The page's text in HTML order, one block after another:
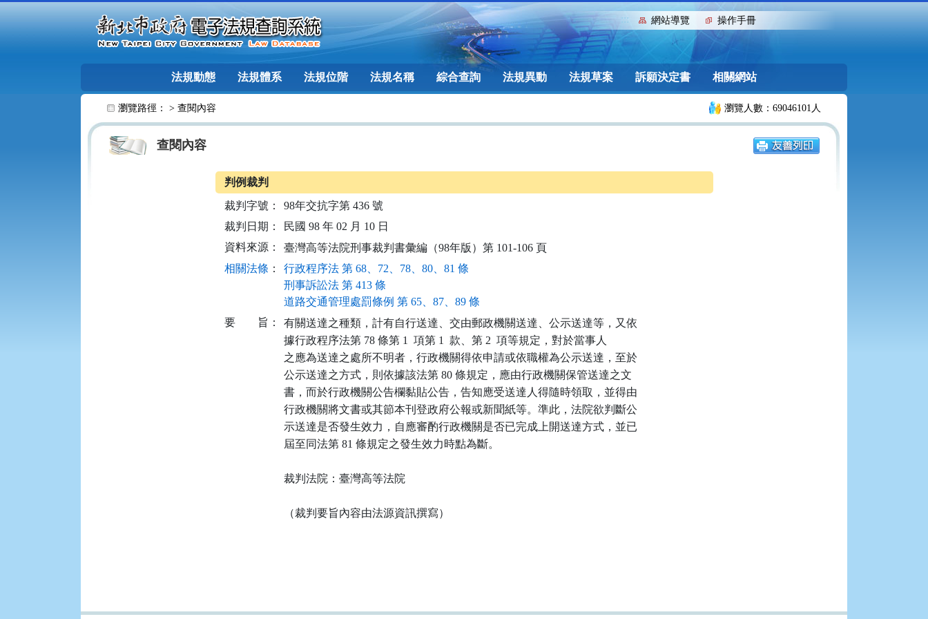
::: 網站導覽 操作手冊
法規動態 法規體系 法規位階 法規名稱 綜合查詢 法規異動 法規草案 訴願決定書 相關網站
瀏覽路徑： > 查閱內容 瀏覽人數：69046101人
查閱內容
判例裁判
裁判字號：
98年交抗字第 436 號
裁判日期：
民國 98 年 02 月 10 日
資料來源：
臺灣高等法院刑事裁判書彙編（98年版）第 101-106 頁
相關法條 ：
行政程序法 第 68、72、78、80、81 條
刑事訴訟法 第 413 條
道路交通管理處罰條例 第 65、87、89 條
要
旨：
有關送達之種類，計有自行送達、交由郵政機關送達、公示送達等，又依
據行政程序法第 78 條第 1  項第 1  款、第 2  項等規定，對於當事人
之應為送達之處所不明者，行政機關得依申請或依職權為公示送達，至於
公示送達之方式，則依據該法第 80 條規定，應由行政機關保管送達之文
書，而於行政機關公告欄黏貼公告，告知應受送達人得隨時領取，並得由
行政機關將文書或其節本刊登政府公報或新聞紙等。準此，法院欲判斷公
示送達是否發生效力，自應審酌行政機關是否已完成上開送達方式，並已
屆至同法第 81 條規定之發生效力時點為斷。
裁判法院：臺灣高等法院
（裁判要旨內容由法源資訊撰寫）